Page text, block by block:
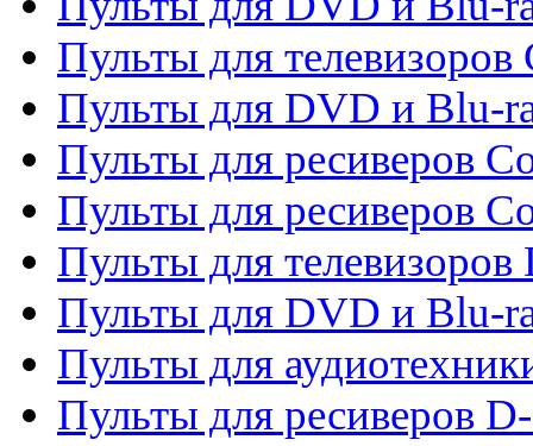
Пульты для телевизоров
Пульты для DVD и Blu-
Пульты для ресиверов
Пульты для ресиверов
Пульты для телевизоров
Пульты для DVD и Blu-
Пульты для
Пульты для ресиверов